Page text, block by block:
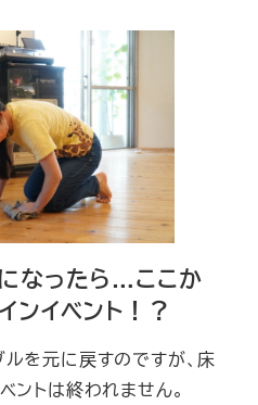
なったら…ここか
ンイベント！？
を元に戻すのですが、床
ントは終われません。